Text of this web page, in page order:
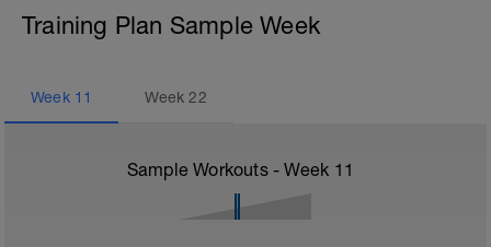
Training Plan Sample Week
Week 11 Week22
Sample Workouts - Week 11